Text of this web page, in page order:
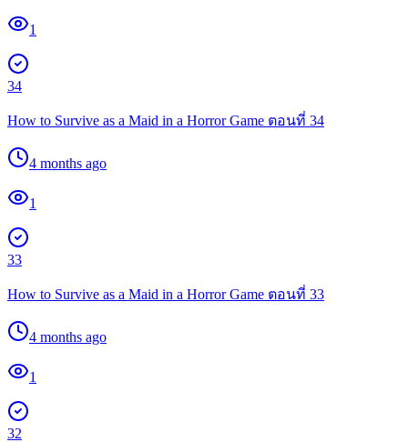
1
34
How to Survive as a Maid in a Horror Game ตอนที่ 34
4 months ago
1
33
How to Survive as a Maid in a Horror Game ตอนที่ 33
4 months ago
1
32